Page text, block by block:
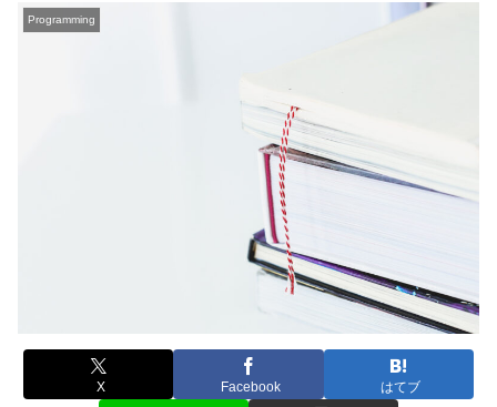
Programming
X Facebook はてブ